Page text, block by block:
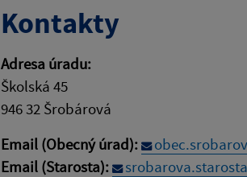
Kontakty
Adresa úradu:
Školská 45
946 32 Šrobárová
Email (Obecný úrad):
Email (Starosta):